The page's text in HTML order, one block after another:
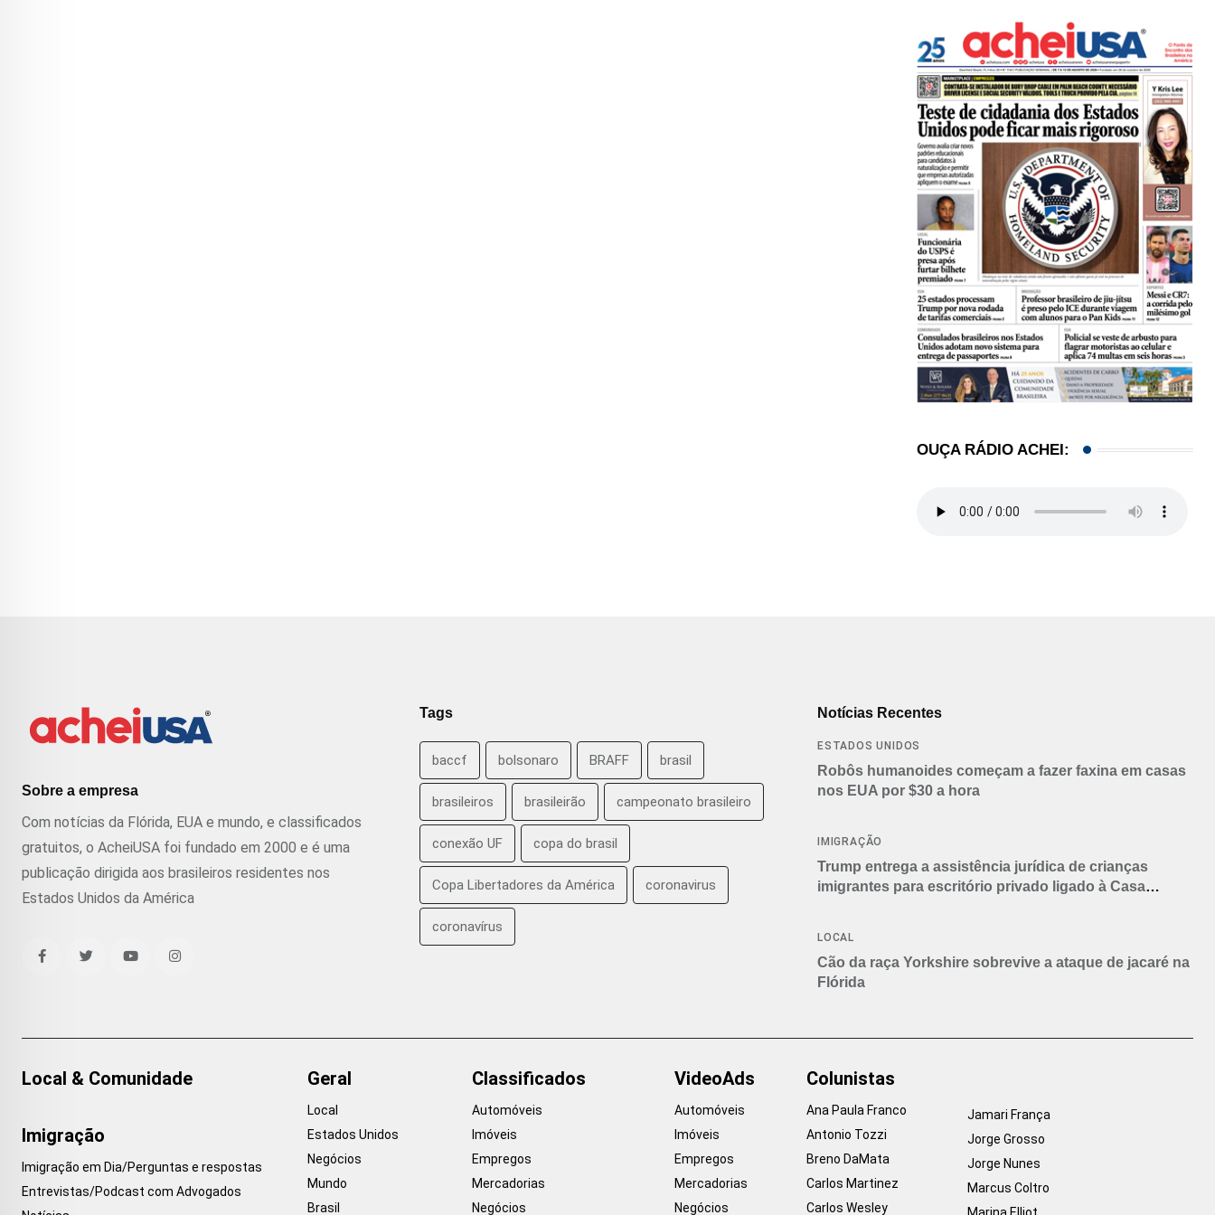
OUÇA RÁDIO ACHEI:
Sobre a empresa
Com notícias da Flórida, EUA e mundo, e classificados
gratuitos, o AcheiUSA foi fundado em 2000 e é uma
publicação dirigida aos brasileiros residentes nos
Estados Unidos da América
Tags
baccf bolsonaro BRAFF brasil
brasileiros brasileirão campeonato brasileiro
conexão UF copa do brasil
Copa Libertadores da América coronavirus
coronavírus
Notícias Recentes
ESTADOS UNIDOS
Robôs humanoides começam a fazer faxina em casas
nos EUA por $30 a hora
IMIGRAÇÃO
Trump entrega a assistência jurídica de crianças
imigrantes para escritório privado ligado à Casa
LOCAL
Cão da raça Yorkshire sobrevive a ataque de jacaré na
Flórida
Local & Comunidade
Imigração
Imigração em Dia/Perguntas e respostas
Entrevistas/Podcast com Advogados
Geral
Local
Estados Unidos
Negócios
Mundo
Brasil
Classificados
Automóveis
Imóveis
Empregos
Mercadorias
Negócios
VideoAds
Automóveis
Imóveis
Empregos
Mercadorias
Negócios
Colunistas
Ana Paula Franco
Antonio Tozzi
Breno DaMata
Carlos Martinez
Carlos Wesley
Jamari França
Jorge Grosso
Jorge Nunes
Marcus Coltro